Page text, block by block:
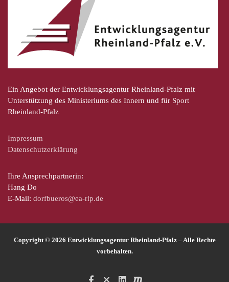
Ein Angebot der Entwicklungsagentur Rheinland-Pfalz mit
Unterstützung des Ministeriums des Innern und für Sport
Rheinland-Pfalz
Impressum
Datenschutzerklärung
Ihre Ansprechpartnerin:
Hang Do
E-Mail: dorfbueros@ea-rlp.de
Copyright © 2026 Entwicklungsagentur Rheinland-Pfalz – Alle Rechte
vorbehalten.